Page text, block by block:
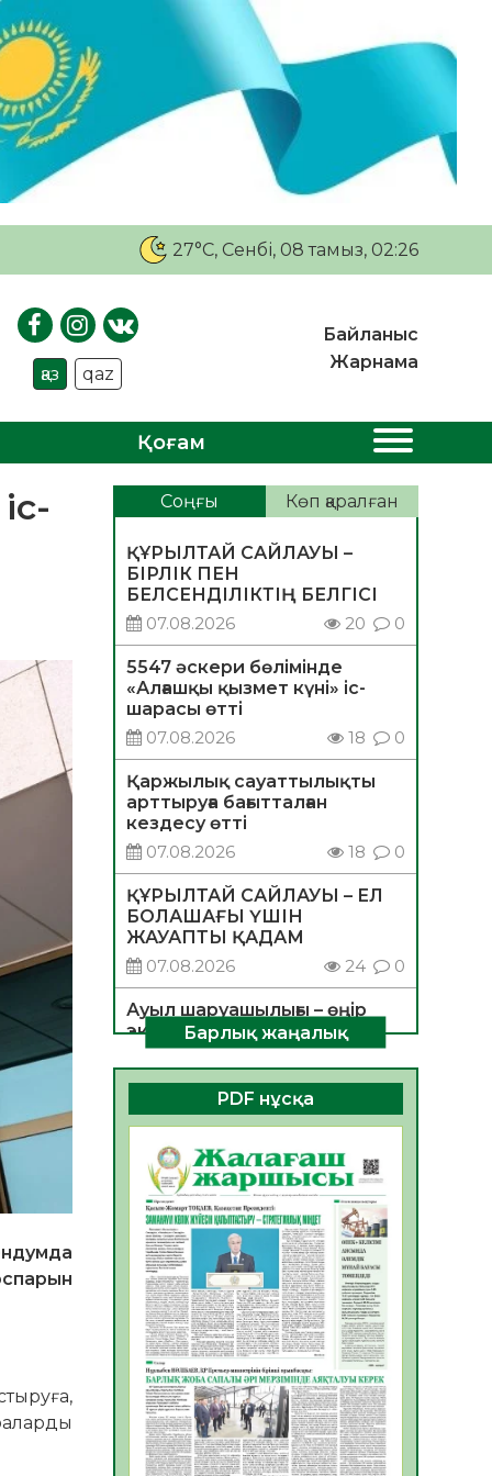
27°C, Сенбі, 08 тамыз, 02:26
қаз qaz
Байланыс
Жарнама
Қоғам
Соңғы Көп қаралған
ҚҰРЫЛТАЙ САЙЛАУЫ –
БІРЛІК ПЕН
БЕЛСЕНДІЛІКТІҢ БЕЛГІСІ
07.08.2026
20 0
5547 әскери бөлімінде
«Алғашқы қызмет күні» іс-
шарасы өтті
07.08.2026
18 0
Қаржылық сауаттылықты
арттыруға бағытталған
кездесу өтті
07.08.2026
18 0
ҚҰРЫЛТАЙ САЙЛАУЫ – ЕЛ
БОЛАШАҒЫ ҮШІН
ЖАУАПТЫ ҚАДАМ
07.08.2026
24 0
Ауыл шаруашылығы – өңір
экономикасының негізгі
тірегі
06.08.2026
33 0
ҚОҒАМДЫҚ БЕЛСЕНДІЛІК –
ЕЛ ДАМУЫНЫҢ НЕГІЗІ
06.08.2026
31
ҚҰРЫЛТАЙ САЙЛАУЫ –
БОЛАШАҚҚА БАСТАР
ЖАУАПТЫ ТАҢДАУ
06.08.2026
33
Инфекциялық ауруларға
қарсы иммундау
жұмыстарының тиімділігі
06.08.2026
34
Көкжөтел ауруы туралы
Барлық жаңалық
PDF нұсқа